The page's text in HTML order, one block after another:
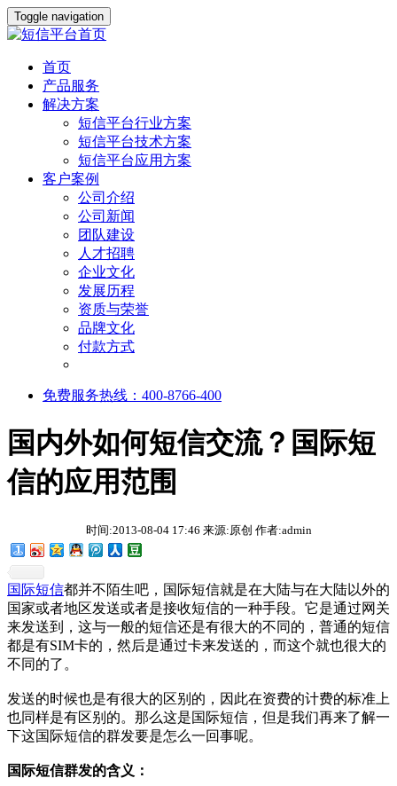
Toggle navigation
首页
产品服务
解决方案
短信平台行业方案
短信平台技术方案
短信平台应用方案
客户案例
公司介绍
公司新闻
团队建设
人才招聘
企业文化
发展历程
资质与荣誉
品牌文化
付款方式
免费服务热线：400-8766-400
国内外如何短信交流？国际短
信的应用范围
时间:2013-08-04 17:46 来源:原创 作者:admin
国际短信都并不陌生吧，国际短信就是在大陆与在大陆以外的
国家或者地区发送或者是接收短信的一种手段。它是通过网关
来发送到，这与一般的短信还是有很大的不同的，普通的短信
都是有SIM卡的，然后是通过卡来发送的，而这个就也很大的
不同的了。
发送的时候也是有很大的区别的，因此在资费的计费的标准上
也同样是有区别的。那么这是国际短信，但是我们再来了解一
下这国际短信的群发要是怎么一回事呢。
国际短信群发的含义：